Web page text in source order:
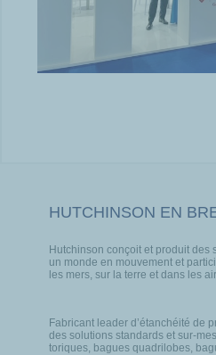
HUTCHINSON EN
Hutchinson conçoit et produit
un monde en mouvement et
les mers, sur la terre et dans les
Fabricant leader d’étanchéité de
des solutions standards et sur-
toriques, bagues quadrilobes,